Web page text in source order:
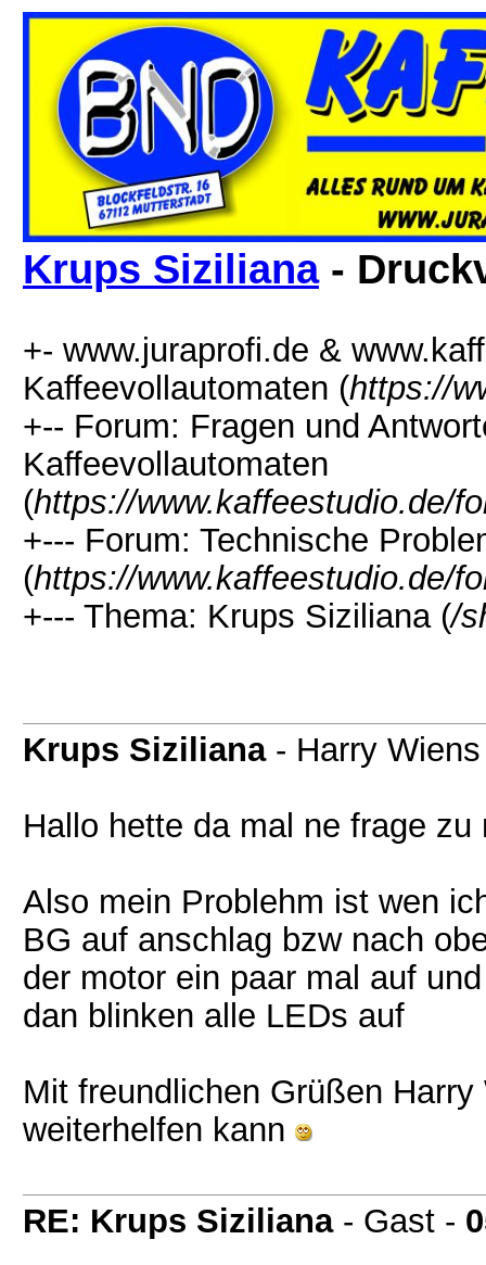
Krups Siziliana-
+- www.juraprofi.de &
Kaffeevollautomaten (https://
+-- Forum: Fragen und
Kaffeevollautomaten
(https://www.kaffeestudio.de/
+--- Forum: Technische
(https://www.kaffeestudio.de/
+--- Thema: Krups Siziliana (/
Krups Siziliana- Harry
Hallo hette da mal ne frage
Also mein Problehm ist wen
BG auf anschlag bzw nach
der motor ein paar mal auf
dan blinken alle LEDs auf
Mit freundlichen Grüßen
weiterhelfen kann
RE: Krups Siziliana- Gast -